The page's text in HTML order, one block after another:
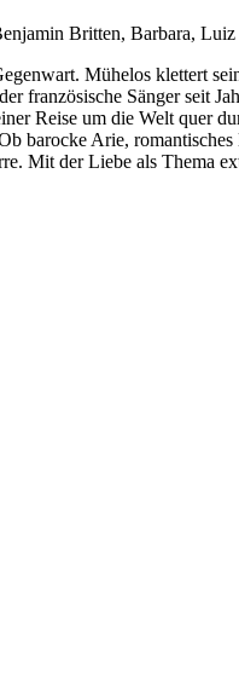
Britten, Barbara,
Mühelos klettert
Sänger seit
Reise um die Welt quer
barocke Arie,
Mit der Liebe als Thema